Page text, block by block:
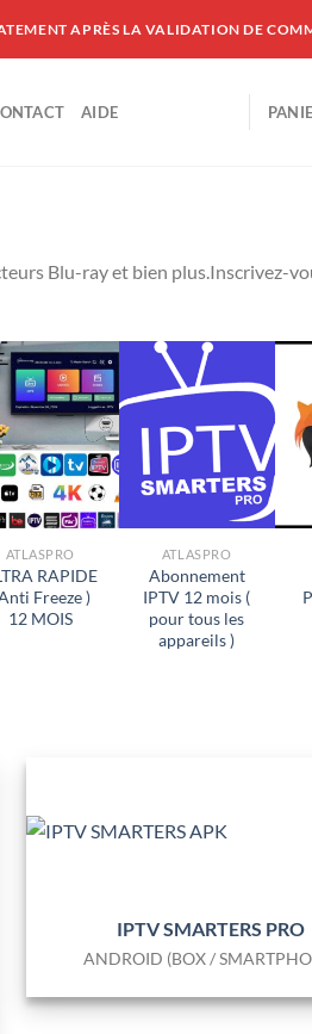
APRÈS LA VALIDATION DE
AIDE
Blu-ray et bien plus.Inscrivez-
ATLASPRO
RAPIDE
Freeze )
12 MOIS
ATLASPRO
Abonnement
IPTV 12 mois (
pour tous les
appareils )
IPTV SMARTERS PRO
ANDROID (BOX /